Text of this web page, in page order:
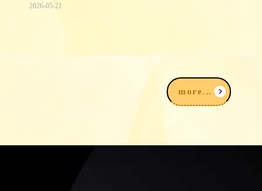
2026-05-21
賣黃金為什麼要登記？賣金飾、黃金要準
備什麼？賣黃金注意事項一次看
more...